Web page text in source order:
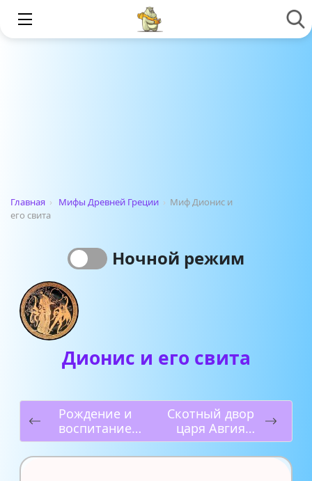
Главная › Мифы Древней Греции › Миф Дионис и
его свита
Ночной режим
Дионис и его свита
Рождение и
воспитание
Диониса
Скотный двор
царя Авгия
(Шестой
подвиг)